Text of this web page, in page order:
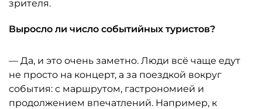
зрителя.
Выросло ли число событийных туристов?
— Да, и это очень заметно. Люди всё чаще едут
не просто на концерт, а за поездкой вокруг
события: с маршрутом, гастрономией и
продолжением впечатлений. Например, к